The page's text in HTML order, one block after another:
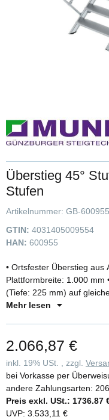
Überstieg 45°
Stufen
Artikelnummer: GB-600955
GTIN: 4031405009554
HAN: 600955
• Ortsfester Überstieg aus
Plattformbreite: 1.000 mm
(Tiefe: 225 mm) auf
(Gesamttrittfläche: 910
mm mit verschraubten
serienmäßig • Zweiter
mm nach DIN EN ISO
mit robusten Fußwinkeln
durch Lieferung in
Montageanleitung •
Mehr lesen
2.066,87 €
inkl. 19% USt. , zzgl.
bei Vorkasse per
andere Zahlungsarten:
Preis exkl. USt.: 1736.87
UVP: 3.533,11 €